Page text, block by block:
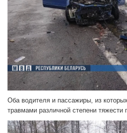
Оба водителя и пассажиры, из
травмами различной степени тяжести